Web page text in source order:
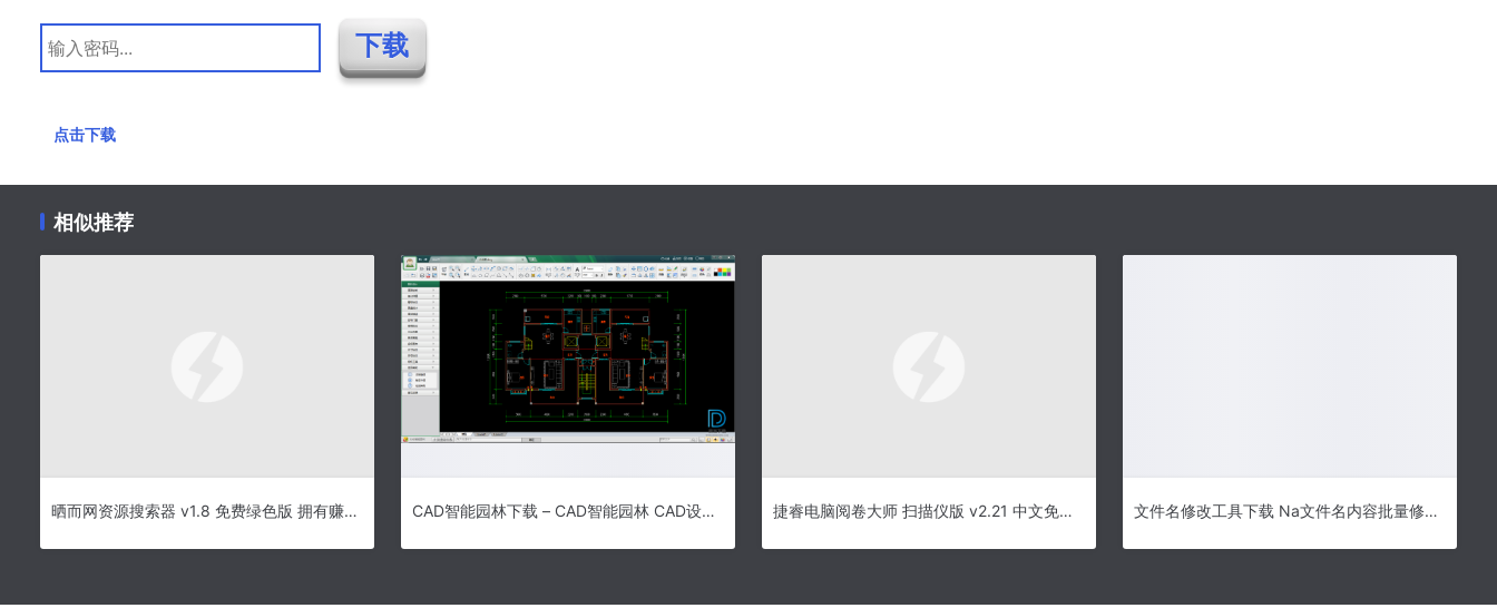
点击下载
相似推荐
晒而网资源搜索器 v1.8 免费绿色版 拥有赚取金币功能 CAD智能园林下载 – CAD智能园林 CAD设计软件 2018R1 绿色版 捷睿电脑阅卷大师 扫描仪版 v2.21 中文免费安装版 文件名修改工具下载 Na文件名内容批量修改器 v1.0 免费绿色版